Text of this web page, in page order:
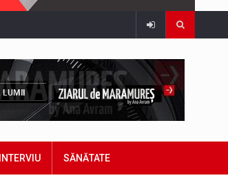
INTERVIU SĂNĂTATE